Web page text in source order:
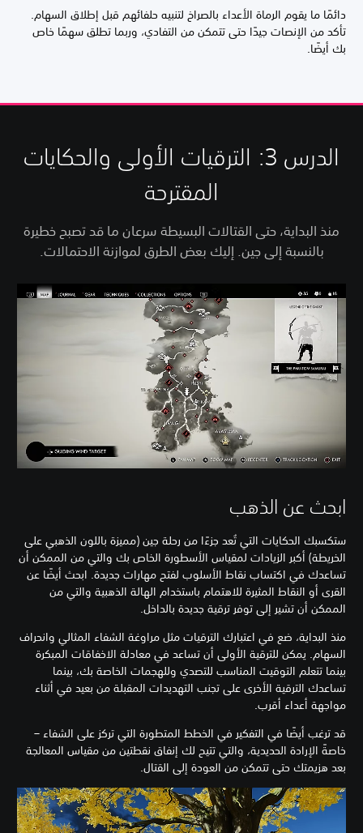
دائمًا ما يقوم الرماة الأعداء بالصراخ لتنبيه حلفائهم قبل إطلاق السهام.
تأكد من الإنصات جيدًا حتى تتمكن من التفادي، وربما تطلق سهمًا خاص
بك أيضًا.
الدرس 3: الترقيات الأولى والحكايات
المقترحة
منذ البداية، حتى القتالات البسيطة سرعان ما قد تصبح خطيرة
بالنسبة إلى جين. إليك بعض الطرق لموازنة الاحتمالات.
ابحث عن الذهب
ستكسبك الحكايات التي تُعد جزءًا من رحلة جين (مميزة باللون الذهبي على
الخريطة) أكبر الزيادات لمقياس الأسطورة الخاص بك والتي من الممكن أن
تساعدك في اكتساب نقاط الأسلوب لفتح مهارات جديدة. ابحث أيضًا عن
القرى أو النقاط المثيرة للاهتمام باستخدام الهالة الذهبية والتي من
الممكن أن تشير إلى توفر ترقية جديدة بالداخل.
منذ البداية، ضع في اعتبارك الترقيات مثل مراوغة الشفاء المثالي وانحراف
السهام. يمكن للترقية الأولى أن تساعد في معادلة الاخفاقات المبكرة
بينما تتعلم التوقيت المناسب للتصدي وللهجمات الخاصة بك، بينما
تساعدك الترقية الأخرى على تجنب التهديدات المقبلة من بعيد في أثناء
مواجهة أعداء أقرب.
قد ترغب أيضًا في التفكير في الخطط المتطورة التي تركز على الشفاء –
خاصةً الإرادة الحديدية، والتي تتيح لك إنفاق نقطتين من مقياس المعالجة
بعد هزيمتك حتى تتمكن من العودة إلى القتال.